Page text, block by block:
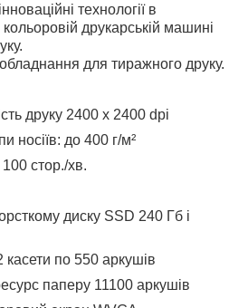
технології в
друкарській машині
для тиражного друку.
друку 2400 x 2400 dpi
носіїв: до 400 г/м²
стор./хв.
диску SSD 240 Гб і
касети по 550 аркушів
паперу 11100 аркушів